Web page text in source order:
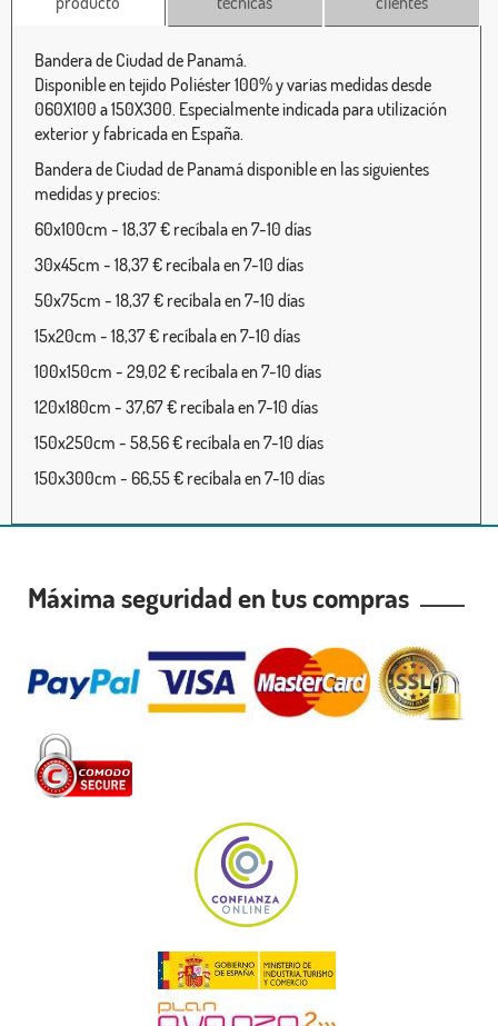
Bandera de Ciudad de Panamá.
Disponible en tejido Poliéster 100% y varias medidas desde
060X100 a 150X300. Especialmente indicada para utilización
exterior y fabricada en España.
Bandera de Ciudad de Panamá disponible en las siguientes
medidas y precios:
60x100cm - 18,37 € recíbala en 7-10 días
30x45cm - 18,37 € recíbala en 7-10 días
50x75cm - 18,37 € recíbala en 7-10 días
15x20cm - 18,37 € recíbala en 7-10 días
100x150cm - 29,02 € recíbala en 7-10 días
120x180cm - 37,67 € recíbala en 7-10 días
150x250cm - 58,56 € recíbala en 7-10 días
150x300cm - 66,55 € recíbala en 7-10 días
Máxima seguridad en tus compras